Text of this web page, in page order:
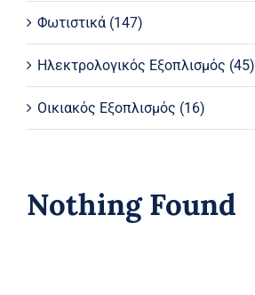
Φωτιστικά (147)
Ηλεκτρολογικός Εξοπλισμός (45)
Οικιακός Εξοπλισμός (16)
Nothing Found